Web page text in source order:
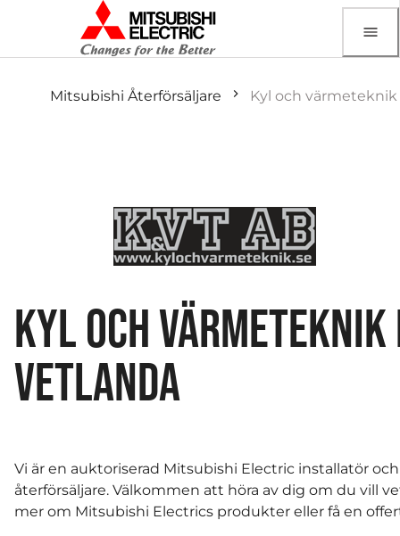
Mitsubishi Återförsäljare Kyl och värmeteknik
KYL OCH
VETLANDA
Vi är en auktoriserad Mitsubishi Electric installatör och
återförsäljare. Välkommen att höra av dig om du vill
mer om Mitsubishi Electrics produkter eller få en